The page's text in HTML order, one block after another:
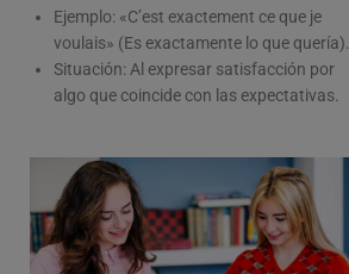
Ejemplo: «C’est exactement ce que je
voulais» (Es exactamente lo que quería).
Situación: Al expresar satisfacción por
algo que coincide con las expectativas.